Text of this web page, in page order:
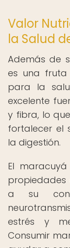
Valor
la Salud
Además de
es una fruta
para la
excelente
y fibra, lo
fortalecer el
la digestión.
El
propiedades
a su
estrés y
Consumir